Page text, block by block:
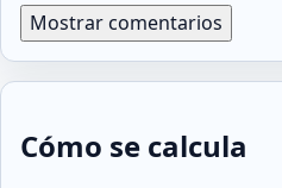
Mostrar comentarios
Cómo se calcula